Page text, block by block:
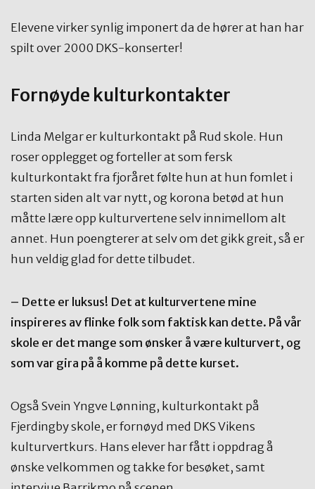
Elevene virker synlig imponert da de hører at han har
spilt over 2000 DKS-konserter!
Fornøyde kulturkontakter
Linda Melgar er kulturkontakt på Rud skole. Hun
roser opplegget og forteller at som fersk
kulturkontakt fra fjoråret følte hun at hun fomlet i
starten siden alt var nytt, og korona betød at hun
måtte lære opp kulturvertene selv innimellom alt
annet. Hun poengterer at selv om det gikk greit, så er
hun veldig glad for dette tilbudet.
– Dette er luksus! Det at kulturvertene mine
inspireres av flinke folk som faktisk kan dette. På vår
skole er det mange som ønsker å være kulturvert, og
som var gira på å komme på dette kurset.
Også Svein Yngve Lønning, kulturkontakt på
Fjerdingby skole, er fornøyd med DKS Vikens
kulturvertkurs. Hans elever har fått i oppdrag å
ønske velkommen og takke for besøket, samt